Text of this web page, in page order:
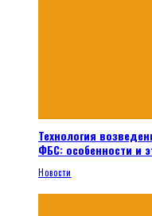
Технология
ФБС: особенности и
Новости